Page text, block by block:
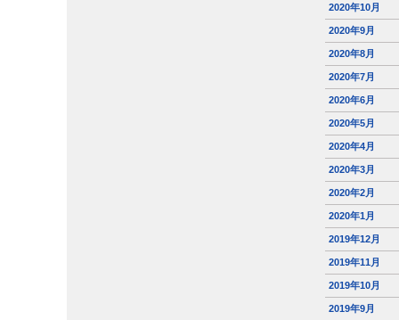
2020年10月
2020年9月
2020年8月
2020年7月
2020年6月
2020年5月
2020年4月
2020年3月
2020年2月
2020年1月
2019年12月
2019年11月
2019年10月
2019年9月